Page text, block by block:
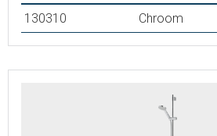
130310 Chroom